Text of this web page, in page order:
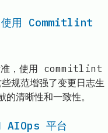
使用 Commitlint
准，使用 commitlint
规范增强了变更日志生
清晰性和一致性。
AIOps 平台